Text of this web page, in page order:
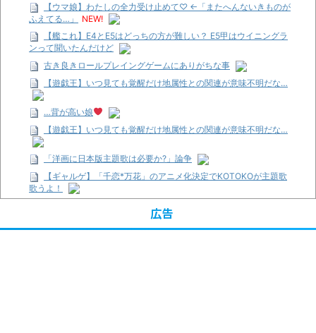
【ウマ娘】わたしの全力受け止めて♡ ←「またへんないきものが
ふえてる…」
NEW!
【艦これ】E4とE5はどっちの方が難しい？ E5甲はウイニングラ
ンって聞いたんだけど
古き良きロールプレイングゲームにありがちな事
【遊戯王】いつ見ても覚醒だけ地属性との関連が意味不明だな…
…背が高い娘
【遊戯王】いつ見ても覚醒だけ地属性との関連が意味不明だな…
「洋画に日本版主題歌は必要か?」論争
【ギャルゲ】「千恋*万花」のアニメ化決定でKOTOKOが主題歌
歌うよ！
広告